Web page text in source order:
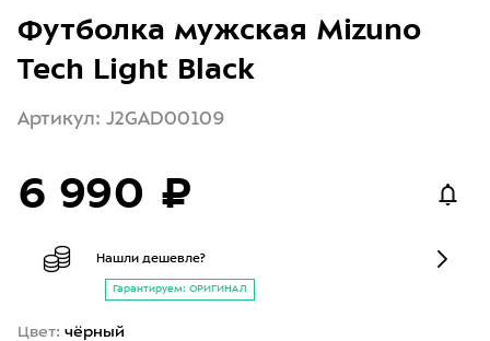
Футболка мужская Mizuno
Tech Light Black
Артикул: J2GAD00109
6 990 ₽
Нашли дешевле?
Гарантируем: ОРИГИНАЛ
Цвет: чёрный